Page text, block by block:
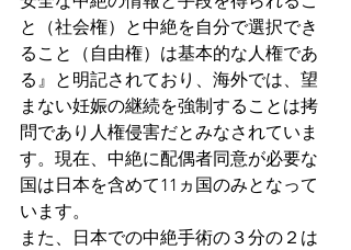
と（社会権）と中絶を自分で選択でき
ること（自由権）は基本的な人権であ
る』と明記されており、海外では、望
まない妊娠の継続を強制することは拷
問であり人権侵害だとみなされていま
す。現在、中絶に配偶者同意が必要な
国は日本を含めて11ヵ国のみとなって
います。
また、日本での中絶手術の３分の２は